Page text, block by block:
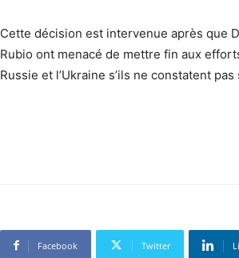
Cette décision est intervenue après que
Rubio ont menacé de mettre fin aux
Russie et l’Ukraine s’ils ne constatent
Facebook Twitter